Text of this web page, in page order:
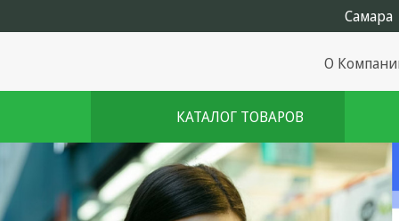
О
КАТАЛОГ ТОВАРОВ
Комплекты августа
Эфирное оборудование